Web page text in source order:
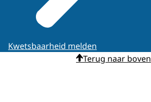
Kwetsbaarheid melden
Terug naar boven